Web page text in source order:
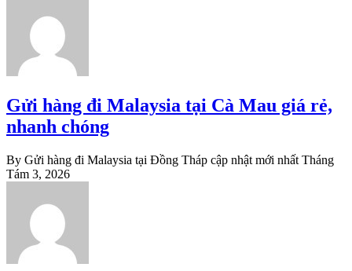
Gửi hàng đi Malaysia tại Cà Mau giá rẻ,
nhanh chóng
By Gửi hàng đi Malaysia tại Đồng Tháp cập nhật mới nhất Tháng
Tám 3, 2026